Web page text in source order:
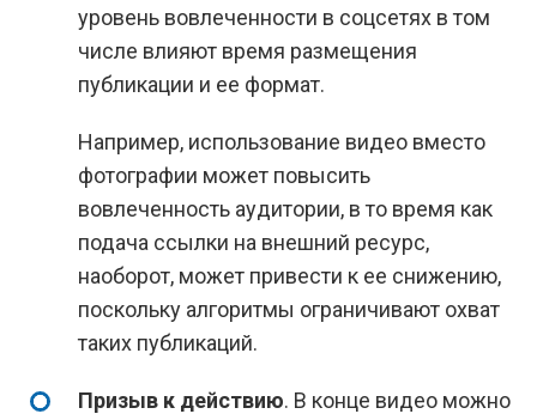
уровень вовлеченности в соцсетях в том
числе влияют время размещения
публикации и ее формат.
Например, использование видео вместо
фотографии может повысить
вовлеченность аудитории, в то время как
подача ссылки на внешний ресурс,
наоборот, может привести к ее снижению,
поскольку алгоритмы ограничивают охват
таких публикаций.
Призыв к действию. В конце видео можно